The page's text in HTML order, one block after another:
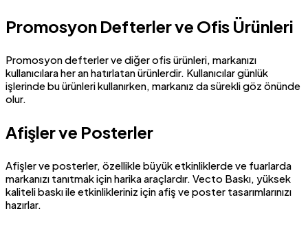
Promosyon Defterler ve Ofis Ürünleri
Promosyon defterler ve diğer ofis ürünleri, markanızı
kullanıcılara her an hatırlatan ürünlerdir. Kullanıcılar günlük
işlerinde bu ürünleri kullanırken, markanız da sürekli göz önünde
olur.
Afişler ve Posterler
Afişler ve posterler, özellikle büyük etkinliklerde ve fuarlarda
markanızı tanıtmak için harika araçlardır. Vecto Baskı, yüksek
kaliteli baskı ile etkinlikleriniz için afiş ve poster tasarımlarınızı
hazırlar.